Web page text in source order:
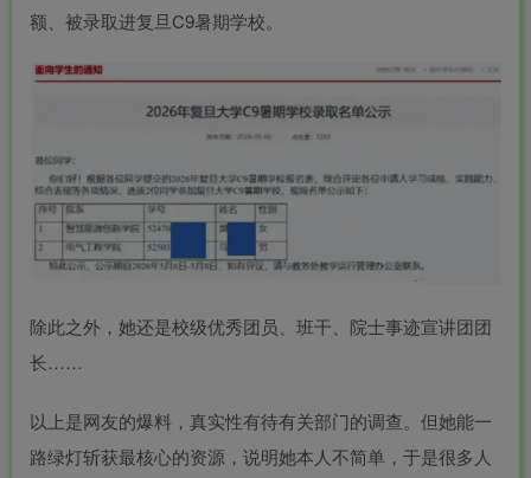
额、被录取进复旦C9暑期学校。
除此之外，她还是校级优秀团员、班干、院士事迹宣讲团团
长……
以上是网友的爆料，真实性有待有关部门的调查。但她能一
路绿灯斩获最核心的资源，说明她本人不简单，于是很多人